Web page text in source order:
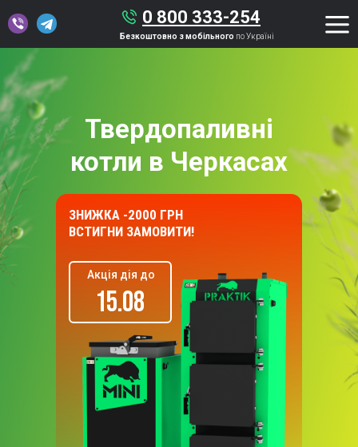
0 800 333-254
Безкоштовно з мобільного по Україні
Твердопаливні
котли в Черкасах
15.08
Акція дія до
ЗНИЖКА -2000 ГРН
ВСТИГНИ ЗАМОВИТИ!